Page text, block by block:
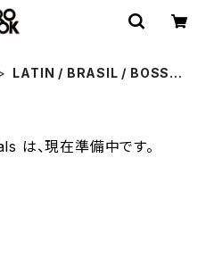
LATIN / BRASIL / BOSSA
、現在準備中です。